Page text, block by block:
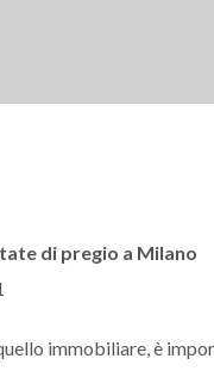
di pregio a Milano
immobiliare, è